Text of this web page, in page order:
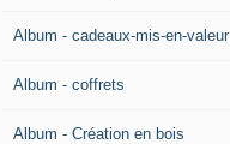
Album - cadeaux-mis-en-valeur
Album - coffrets
Album - Création en bois